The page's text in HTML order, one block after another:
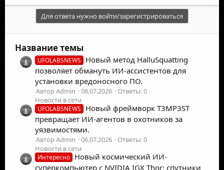
Для ответа нужно войти/зарегистрироваться
Название темы
UFOLABSNEWS
Новый метод HalluSquatting
позволяет обмануть ИИ-ассистентов для
установки вредоносного ПО.
Автор Admin 08.07.2026
Ответы: 0
Новости в сети
UFOLABSNEWS
Новый фреймворк T3MP3ST
превращает ИИ-агентов в охотников за
уязвимостями.
Автор Admin 06.07.2026
Ответы: 0
Новости в сети
Интересно Новый космический ИИ-
суперкомпьютер с NVIDIA IGX Thor: спутники